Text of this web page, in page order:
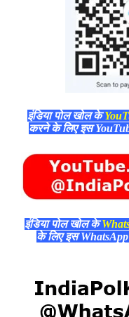
इंडिया पोल खोल के
करने के लिए इस
इंडिया पोल खोल के
के लिए इस